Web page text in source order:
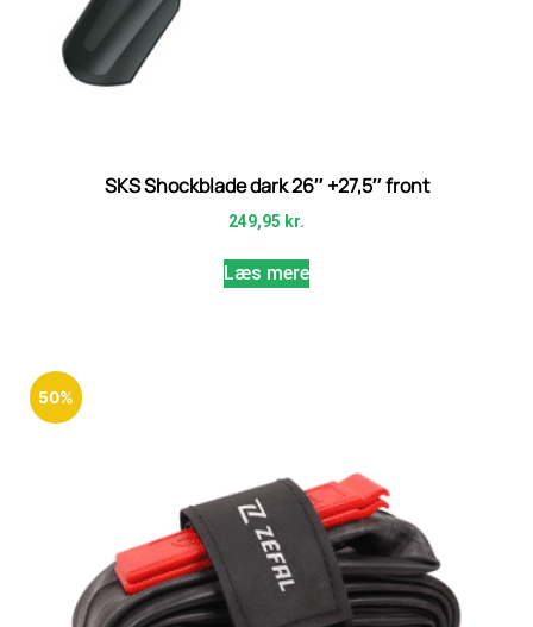
SKS Shockblade dark 26″ +27,5″ front
249,95 kr.
Læs mere
50%